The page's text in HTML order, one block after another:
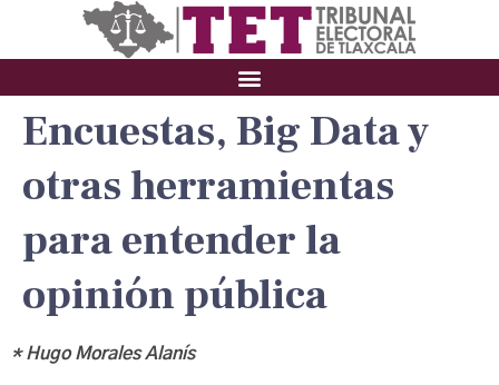
Encuestas, Big Data y
otras herramientas
para entender la
opinión pública
* Hugo Morales Alanís